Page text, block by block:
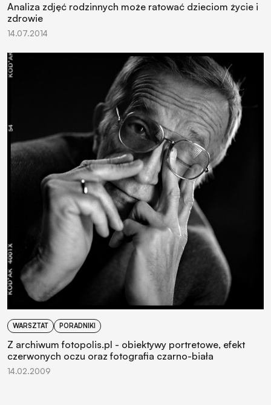
Analiza zdjęć rodzinnych może ratować dzieciom życie i
zdrowie
14.07.2014
WARSZTAT PORADNIKI
Z archiwum fotopolis.pl - obiektywy portretowe, efekt
czerwonych oczu oraz fotografia czarno-biała
14.02.2009